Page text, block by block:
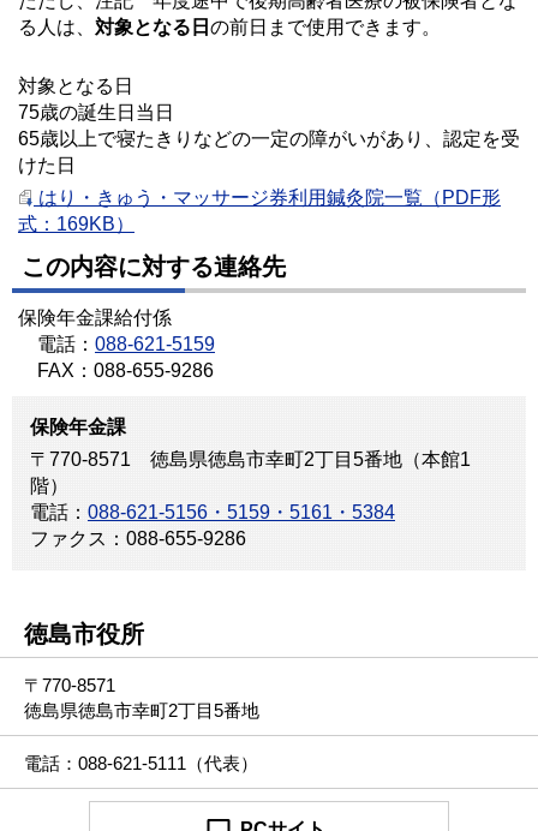
る人は、 対象となる日 の前日まで使用できます。
対象となる日
75歳の誕生日当日
65歳以上で寝たきりなどの一定の障がいがあり、認定を受
けた日
はり・きゅう・マッサージ券利用鍼灸院一覧（PDF形
式：169KB）
この内容に対する連絡先
保険年金課給付係
電話： 088-621-5159
FAX：088-655-9286
保険年金課
〒770-8571 徳島県徳島市幸町2丁目5番地（本館1
階）
電話： 088-621-5156・5159・5161・5384
ファクス：088-655-9286
徳島市役所
〒770-8571
徳島県徳島市幸町2丁目5番地
電話：088-621-5111（代表）